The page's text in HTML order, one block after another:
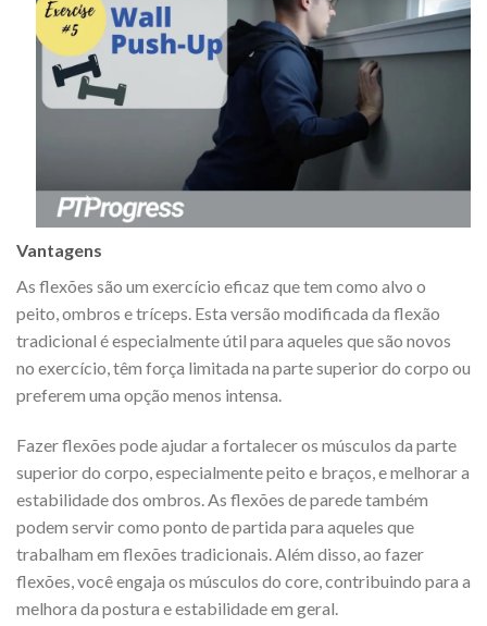
Vantagens
As flexões são um exercício eficaz que tem como alvo o
peito, ombros e tríceps. Esta versão modificada da flexão
tradicional é especialmente útil para aqueles que são novos
no exercício, têm força limitada na parte superior do corpo ou
preferem uma opção menos intensa.
Fazer flexões pode ajudar a fortalecer os músculos da parte
superior do corpo, especialmente peito e braços, e melhorar a
estabilidade dos ombros. As flexões de parede também
podem servir como ponto de partida para aqueles que
trabalham em flexões tradicionais. Além disso, ao fazer
flexões, você engaja os músculos do core, contribuindo para a
melhora da postura e estabilidade em geral.